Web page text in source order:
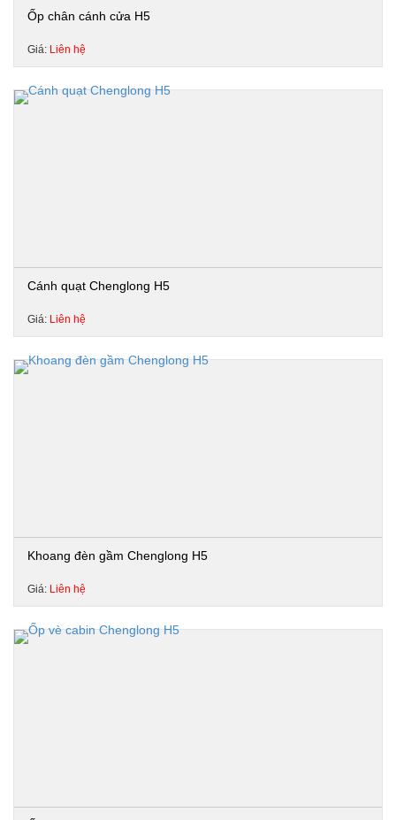
Ốp chân cánh cửa H5
Giá: Liên hệ
Cánh quạt Chenglong H5
Giá: Liên hệ
Khoang đèn gầm Chenglong H5
Giá: Liên hệ